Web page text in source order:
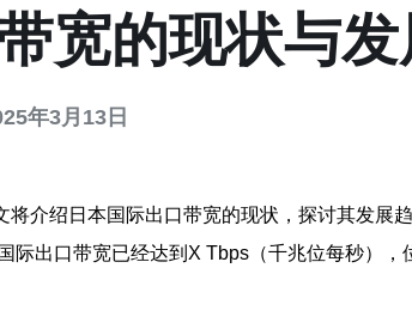
宽的现状与发
年3月13日
介绍日本国际出口带宽的现状，探讨其发展
出口带宽已经达到X Tbps（千兆位每秒）